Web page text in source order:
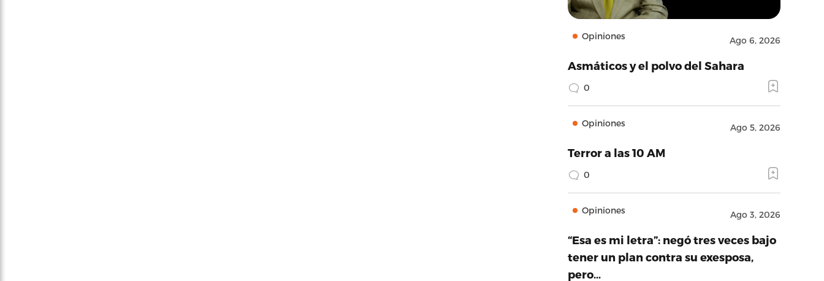
Opiniones Ago 6, 2026
Asmáticos y el polvo del Sahara
0
Opiniones Ago 5, 2026
Terror a las 10 AM
0
Opiniones Ago 3, 2026
“Esa es mi letra”: negó tres veces bajo
tener un plan contra su exesposa,
pero…